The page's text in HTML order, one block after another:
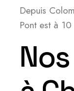
Depuis
Pont est à